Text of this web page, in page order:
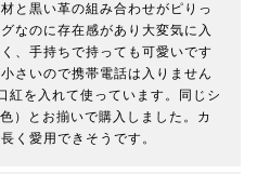
と黒い革の組み合わせがピりっ
なのに存在感があり大変気に入
、手持ちで持っても可愛いです
さいので携帯電話は入りません
紅を入れて使っています。同じシ
）とお揃いで購入しました。カ
く愛用できそうです。